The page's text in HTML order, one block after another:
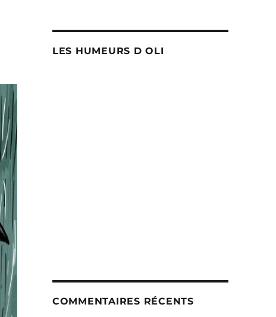
LES HUMEURS D OLI
COMMENTAIRES RÉCENTS